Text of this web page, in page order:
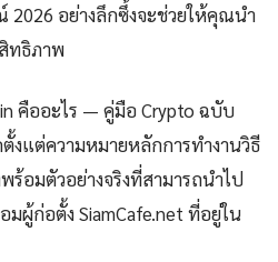
อย่างลึกซึ้งจะช่วยให้คุณนำ
ทธิภาพ
คืออะไร — คู่มือ Crypto ฉบับ
งแต่ความหมายหลักการทำงานวิธี
ร้อมตัวอย่างจริงที่สามารถนำไป
ผู้ก่อตั้ง SiamCafe.net ที่อยู่ใน